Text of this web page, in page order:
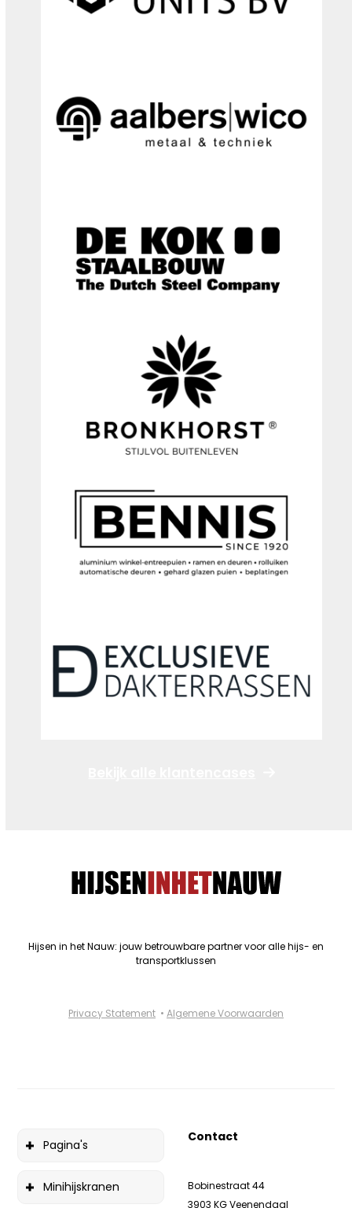
Hijsen in het Nauw: jouw betrouwbare partner voor alle hijs- en
transportklussen
Privacy Statement • Algemene Voorwaarden
Pagina's
Minihijskranen
Contact
Bobinestraat 44
3903 KG Veenendaal